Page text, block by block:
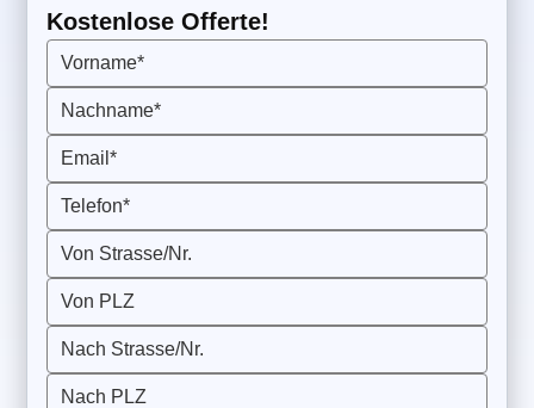
Kostenlose Offerte!
Vorname*
Nachname*
Email*
Telefon*
Von Strasse/Nr.
Von PLZ
Nach Strasse/Nr.
Nach PLZ